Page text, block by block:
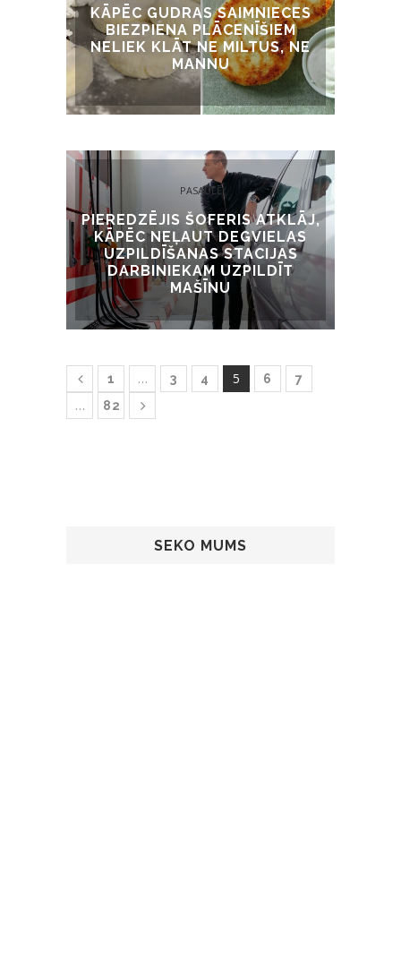
KĀPĒC GUDRAS SAIMNIECES
BIEZPIENA PLĀCENĪŠIEM
NELIEK KLĀT NE MILTUS, NE
MANNU
PASAULĒ
PIEREDZĒJIS ŠOFERIS ATKLĀJ,
KĀPĒC NEĻAUT DEGVIELAS
UZPILDĪŠANAS STACIJAS
DARBINIEKAM UZPILDĪT
MAŠĪNU
1 … 3 4 5 6 7
… 82
SEKO MUMS